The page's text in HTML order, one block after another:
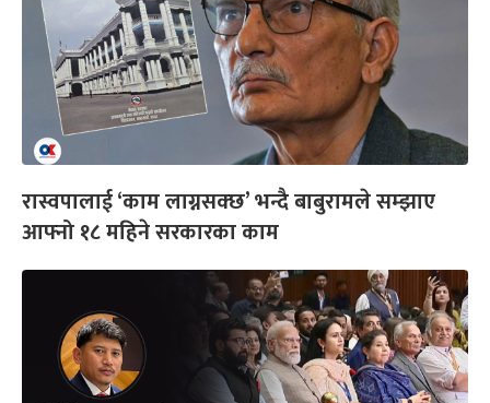
रास्वपालाई ‘काम लाग्नसक्छ’ भन्दै बाबुरामले सम्झाए
आफ्नो १८ महिने सरकारका काम